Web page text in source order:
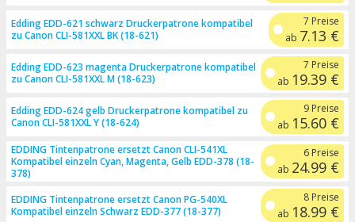
Edding EDD-621 schwarz Druckerpatrone kompatibel
zu Canon CLI-581XXL BK (18-621)
7 Preise
ab 7.13 €
Edding EDD-623 magenta Druckerpatrone kompatibel
zu Canon CLI-581XXL M (18-623)
7 Preise
ab 19.39 €
Edding EDD-624 gelb Druckerpatrone kompatibel zu
Canon CLI-581XXL Y (18-624)
9 Preise
ab 15.60 €
EDDING Tintenpatrone ersetzt Canon CLI-541XL
Kompatibel einzeln Cyan, Magenta, Gelb EDD-378 (18-
378)
6 Preise
ab 24.99 €
EDDING Tintenpatrone ersetzt Canon PG-540XL
Kompatibel einzeln Schwarz EDD-377 (18-377)
8 Preise
ab 18.99 €